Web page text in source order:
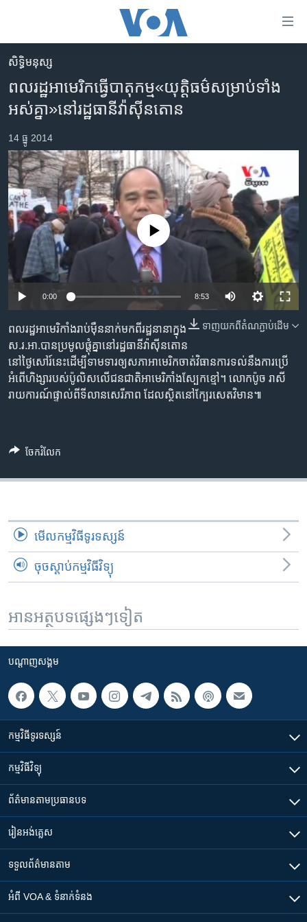
គេហទំព័រ​
រំលង​
និង​
ទៅ​​
ទំព័រ​
ព័ត៌មាន​​
តែ​
ម្តង
រំលង​
និង​
ទៅ​
រចនា
សម្ព័ន្ធ​
រំលង​
និង​
ចូល​
ទៅ​
រក
កម្ពុជា
អន្តរជាតិ
អាមេរិក
ចិន
ហេឡូវីអូអេ
កម្ពុជាច្នៃប្រតិដ្ឋ
ព្រឹត្តិការណ៍ព័ត៌មាន
ទូរទស្សន៍ / វីដេអូ​
វិទ្យុ / ផតខាសថ៍
កម្មវិធីទាំងអស់
Khmer English
បណ្តាញ​សង្គម
សិទ្ធិ​មនុស្ស
ពលរដ្ឋអាមេរិក​ធ្វើ​បាតុកម្ម​«យុត្តិធម៌​សម្រាប់​ទាំង​
អស់គ្នា»​នៅរ​ដ្ឋធានី​វ៉ាស៊ីនតោន
14 ធ្នូ 2014
No media source currently available
0:00 8:53
ទាញ​យក​ពី​តំណភ្ជាប់​ដើម
ពលរដ្ឋ​អាមេរិកាំង​​រាប់​ម៉ឺន​នាក់​មក​ពី​រដ្ឋនានា​​ក្នុង​
ស.រ.អា.​បាន​ប្រមូល​ផ្តុំ​គ្នា​នៅ​រដ្ឋធានី​វ៉ាស៊ីនតោន​
នៅ​ថ្ងៃ​សៅរ៍​​នេះ​ដើម្បី​ទាម​ទារ​ឲ្យ​សភា​អាមេរិក​ចាត់​វិធានការ​ទល់​នឹង​ការ​ប្រើ​
អំពើ​ហិង្សា​របស់​ប៉ូលិស​លើ​ជន​ជាតិ​អាមេរិកាំង​ស្បែក​ខ្មៅ។ ​លោក​ប៉ូច រាសី ​​
រាយ​ការណ៍​ផ្ទាល់​ពី​ទីលាន​សេរីភាព ​ដែល​ស្ថិត​នៅ​ក្បែរ​សេតវិមាន៕
ចែករំលែក
មើល​កម្មវិធី​ទូរទស្សន៍
ចុចស្តាប់កម្មវិធីវិទ្យុ
អានអត្ថបទផ្សេងៗទៀត
បណ្តាញ​សង្គម
កម្មវិធី​ទូរទស្សន៍
កម្មវិធី​វិទ្យុ
ព័ត៌មាន​តាមប្រធានបទ​
រៀន​​អង់គ្លេស
ទទួល​ព័ត៌មាន​តាម
អំពី​ VOA & ទំនាក់ទំនង